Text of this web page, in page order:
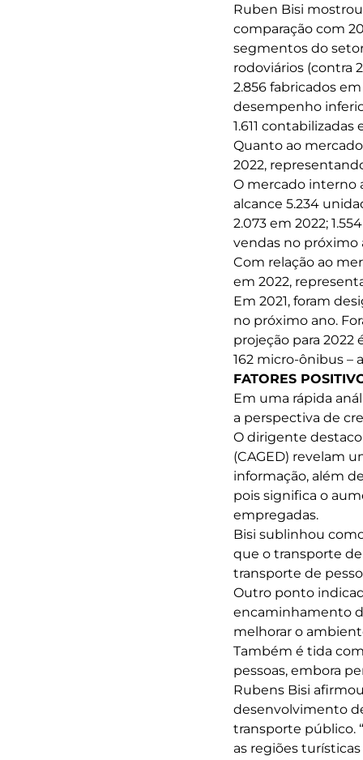
Ruben Bisi
comparação com
segmentos do
rodoviários (contra
2.856 fabricados
desempenho
1.611 contabilizadas
Quanto ao
2022,
O mercado interno
alcance 5.234
2.073 em 2022;
vendas no próximo
Com relação ao
em 2022,
Em 2021, foram
no próximo ano.
projeção para 2022
162 micro-ônibus –
FATORES
Em uma rápida
a perspectiva de
O dirigente
(CAGED) revelam
informação, além
pois significa o
empregadas.
Bisi sublinhou
que o transporte
transporte de
Outro ponto
encaminhamento
melhorar o
Também é tida
pessoas, embora
Rubens Bisi
desenvolvimento
transporte público.
as regiões